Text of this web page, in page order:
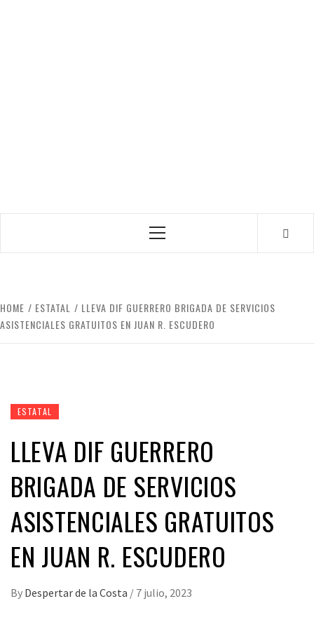
Primary
HOME ESTATAL
LLEVA DIF GUERRERO BRIGADA DE SERVICIOS
ASISTENCIALES GRATUITOS EN JUAN R. ESCUDERO
ESTATAL
LLEVA DIF GUERRERO
BRIGADA DE SERVICIOS
ASISTENCIALES GRATUITOS
EN JUAN R. ESCUDERO
By Despertar de la Costa / 7 julio, 2023